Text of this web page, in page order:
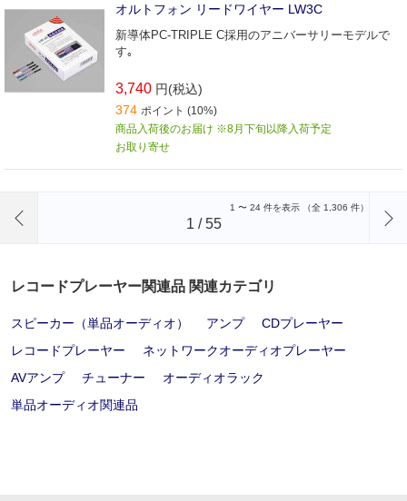
オルトフォン リードワイヤー LW3C
新導体PC-TRIPLE C採用のアニバーサリーモデルで
す｡
3,740 円(税込)
374 ポイント (10%)
商品入荷後のお届け ※8月下旬以降入荷予定
お取り寄せ
1 〜 24 件を表示 （全 1,306 件）
1 /55
レコードプレーヤー関連品 関連カテゴリ
スピーカー（単品オーディオ） アンプ
CDプレーヤー
レコードプレーヤー
ネットワークオーディオプレーヤー
AVアンプ
チューナー
オーディオラック
単品オーディオ関連品